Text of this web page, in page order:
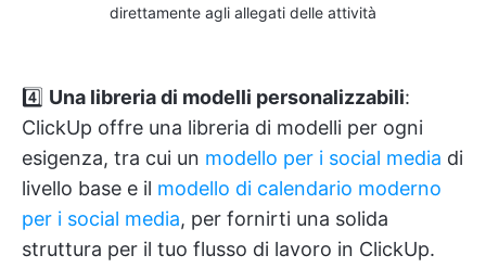
direttamente agli allegati delle attività
4️⃣ Una libreria di modelli personalizzabili:
ClickUp offre una libreria di modelli per ogni
esigenza, tra cui un modello per i social media di
livello base e il modello di calendario moderno
per i social media, per fornirti una solida
struttura per il tuo flusso di lavoro in ClickUp.